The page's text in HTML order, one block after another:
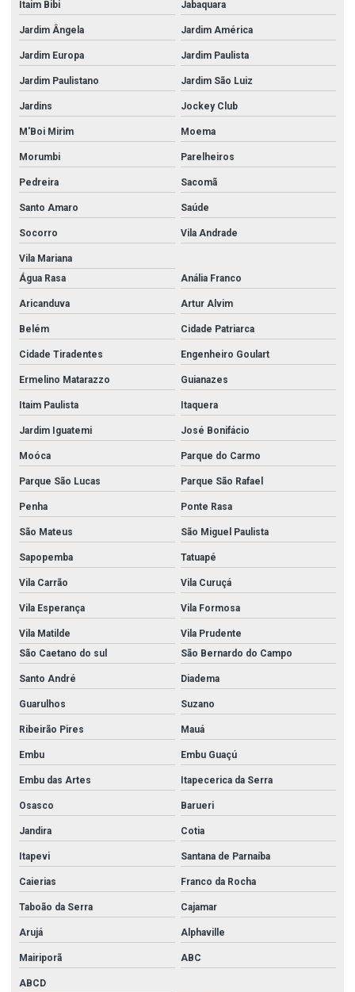
Itaim Bibi Jabaquara
Jardim Ângela Jardim América
Jardim Europa Jardim Paulista
Jardim Paulistano Jardim São Luiz
Jardins Jockey Club
M'Boi Mirim Moema
Morumbi Parelheiros
Pedreira Sacomã
Santo Amaro Saúde
Socorro Vila Andrade
Vila Mariana
Água Rasa
Anália Franco
Aricanduva Artur Alvim
Belém Cidade Patriarca
Cidade Tiradentes Engenheiro Goulart
Ermelino Matarazzo Guianazes
Itaim Paulista Itaquera
Jardim Iguatemi José Bonifácio
Moóca Parque do Carmo
Parque São Lucas Parque São Rafael
Penha Ponte Rasa
São Mateus São Miguel Paulista
Sapopemba Tatuapé
Vila Carrão Vila Curuçá
Vila Esperança Vila Formosa
Vila Matilde
Vila Prudente
São Caetano do sul
São Bernardo do Campo
Santo André Diadema
Guarulhos Suzano
Ribeirão Pires Mauá
Embu Embu Guaçú
Embu das Artes Itapecerica da Serra
Osasco Barueri
Jandira Cotia
Itapevi Santana de Parnaíba
Caierias Franco da Rocha
Taboão da Serra Cajamar
Arujá Alphaville
Mairiporã ABC
ABCD